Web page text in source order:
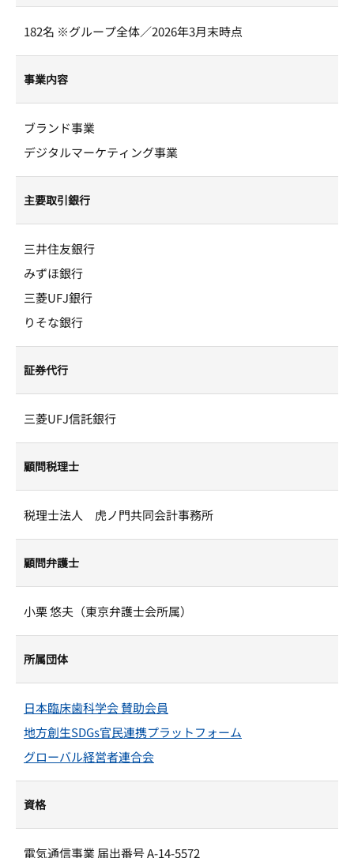
182名 ※グループ全体／2026年3月末時点
事業内容
ブランド事業
デジタルマーケティング事業
主要取引銀行
三井住友銀行
みずほ銀行
三菱UFJ銀行
りそな銀行
証券代行
三菱UFJ信託銀行
顧問税理士
税理士法人 虎ノ門共同会計事務所
顧問弁護士
小栗 悠夫（東京弁護士会所属）
所属団体
日本臨床歯科学会 賛助会員
地方創生SDGs官民連携プラットフォーム
グローバル経営者連合会
資格
電気通信事業 届出番号 A-14-5572